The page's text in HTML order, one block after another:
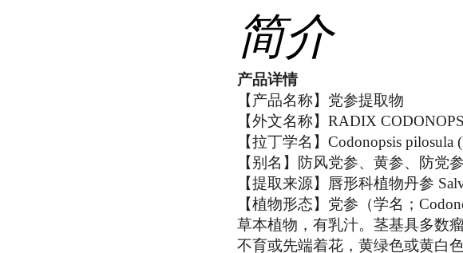
简介
产品详情
【产品名称】党参提取物
【外文名称】RADIX
【拉丁学名】Codonopsis pilosula
【别名】防风党参、黄参、防党
【提取来源】唇形科植物丹参
【植物形态】党参（学名；
草本植物，有乳汁。茎基具多数
不育或先端着花，黄绿色或黄白